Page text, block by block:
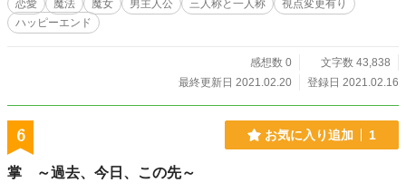
恋愛 魔法 魔女 男主人公 三人称と一人称
視点変更有り
ハッピーエンド
感想数 0
文字数 43,838
最終更新日 2021.02.20
登録日 2021.02.16
6 お気に入り追加 1
掌 ～過去、今日、この先～